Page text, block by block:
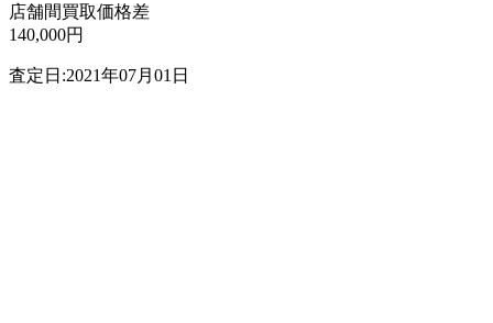
店舗間買取価格差
140,000円
査定日:2021年07月01日